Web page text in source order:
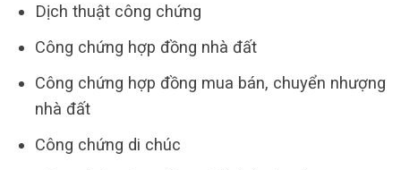
Dịch thuật công chứng
Công chứng hợp đồng nhà đất
Công chứng hợp đồng mua bán, chuyển nhượng
nhà đất
Công chứng di chúc